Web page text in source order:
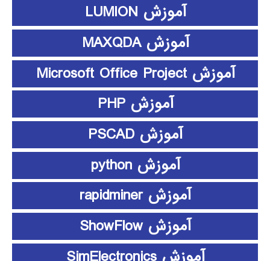
آموزش LUMION
آموزش MAXQDA
آموزش Microsoft Office Project
آموزش PHP
آموزش PSCAD
آموزش python
آموزش rapidminer
آموزش ShowFlow